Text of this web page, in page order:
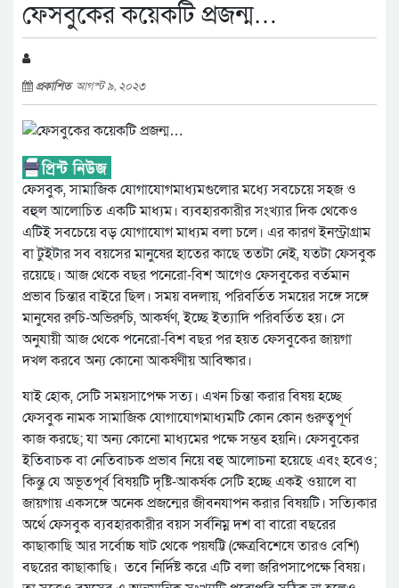
ফেসবুকের কয়েকটি প্রজন্ম…
প্রকাশিত আগস্ট ৯, ২০২৩
ফেসবুক, সামাজিক যোগাযোগমাধ্যমগুলোর মধ্যে সবচেয়ে সহজ ও
বহুল আলোচিত একটি মাধ্যম। ব্যবহারকারীর সংখ্যার দিক থেকেও
এটিই সবচেয়ে বড় যোগাযোগ মাধ্যম বলা চলে। এর কারণ ইনস্ট্রাগ্রাম
বা টুইটার সব বয়সের মানুষের হাতের কাছে ততটা নেই, যতটা ফেসবুক
রয়েছে। আজ থেকে বছর পনেরো-বিশ আগেও ফেসবুকের বর্তমান
প্রভাব চিন্তার বাইরে ছিল। সময় বদলায়, পরিবর্তিত সময়ের সঙ্গে সঙ্গে
মানুষের রুচি-অভিরুচি, আকর্ষণ, ইচ্ছে ইত্যাদি পরিবর্তিত হয়। সে
অনুযায়ী আজ থেকে পনেরো-বিশ বছর পর হয়ত ফেসবুকের জায়গা
দখল করবে অন্য কোনো আকর্ষণীয় আবিষ্কার।
যাই হোক, সেটি সময়সাপেক্ষ সত্য। এখন চিন্তা করার বিষয় হচ্ছে
ফেসবুক নামক সামাজিক যোগাযোগমাধ্যমটি কোন কোন গুরুত্বপূর্ণ
কাজ করছে; যা অন্য কোনো মাধ্যমের পক্ষে সম্ভব হয়নি। ফেসবুকের
ইতিবাচক বা নেতিবাচক প্রভাব নিয়ে বহু আলোচনা হয়েছে এবং হবেও;
কিন্তু যে অভূতপূর্ব বিষয়টি দৃষ্টি-আকর্ষক সেটি হচ্ছে একই ওয়ালে বা
জায়গায় একসঙ্গে অনেক প্রজন্মের জীবনযাপন করার বিষয়টি। সত্যিকার
অর্থে ফেসবুক ব্যবহারকারীর বয়স সর্বনিম্ন দশ বা বারো বছরের
কাছাকাছি আর সর্বোচ্চ ষাট থেকে পয়ষট্টি (ক্ষেত্রবিশেষে তারও বেশি)
বছরের কাছাকাছি। তবে নির্দিষ্ট করে এটি বলা জরিপসাপেক্ষে বিষয়।